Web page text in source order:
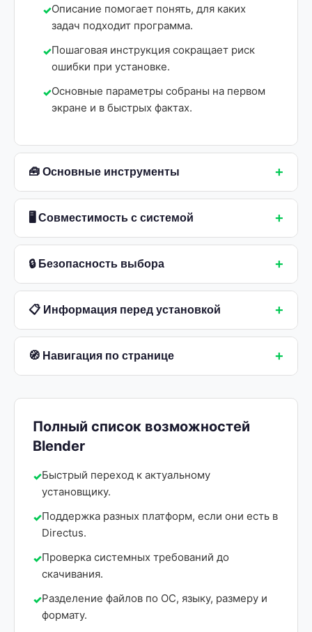
Описание помогает понять, для каких
задач подходит программа.
Пошаговая инструкция сокращает риск
ошибки при установке.
Основные параметры собраны на первом
экране и в быстрых фактах.
🧰 Основные инструменты +
🖥 Совместимость с системой +
🔒 Безопасность выбора +
📋 Информация перед установкой +
🧭 Навигация по странице +
Полный список возможностей
Blender
Быстрый переход к актуальному
установщику.
Поддержка разных платформ, если они есть в
Directus.
Проверка системных требований до
скачивания.
Разделение файлов по ОС, языку, размеру и
формату.